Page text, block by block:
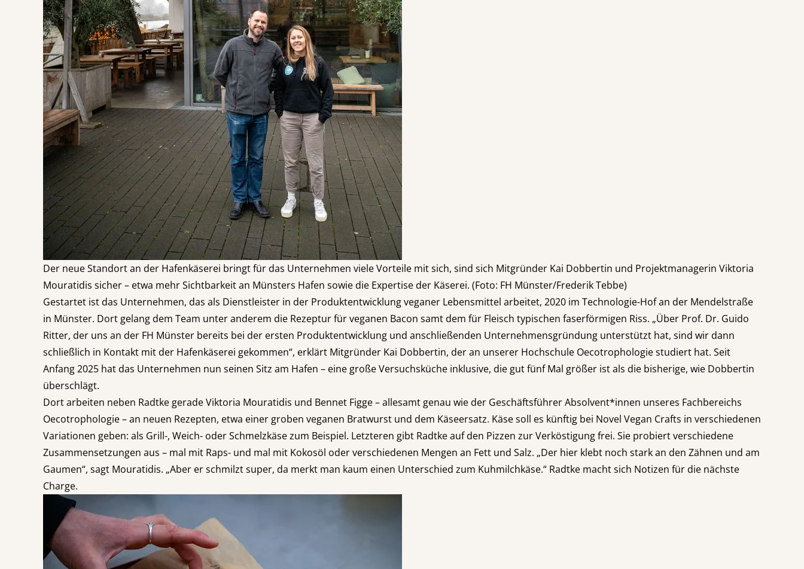
Der neue Standort an der Hafenkäserei bringt für das Unternehmen viele Vorteile mit sich, sind sich Mitgründer Kai Dobbertin und Projektmanagerin Viktoria
Mouratidis sicher – etwa mehr Sichtbarkeit an Münsters Hafen sowie die Expertise der Käserei. (Foto: FH Münster/Frederik Tebbe)
Gestartet ist das Unternehmen, das als Dienstleister in der Produktentwicklung veganer Lebensmittel arbeitet, 2020 im Technologie-Hof an der Mendelstraße
in Münster. Dort gelang dem Team unter anderem die Rezeptur für veganen Bacon samt dem für Fleisch typischen faserförmigen Riss. „Über Prof. Dr. Guido
Ritter, der uns an der FH Münster bereits bei der ersten Produktentwicklung und anschließenden Unternehmensgründung unterstützt hat, sind wir dann
schließlich in Kontakt mit der Hafenkäserei gekommen“, erklärt Mitgründer Kai Dobbertin, der an unserer Hochschule Oecotrophologie studiert hat. Seit
Anfang 2025 hat das Unternehmen nun seinen Sitz am Hafen – eine große Versuchsküche inklusive, die gut fünf Mal größer ist als die bisherige, wie Dobbertin
überschlägt.
Dort arbeiten neben Radtke gerade Viktoria Mouratidis und Bennet Figge – allesamt genau wie der Geschäftsführer Absolvent*innen unseres Fachbereichs
Oecotrophologie – an neuen Rezepten, etwa einer groben veganen Bratwurst und dem Käseersatz. Käse soll es künftig bei Novel Vegan Crafts in verschiedenen
Variationen geben: als Grill-, Weich- oder Schmelzkäse zum Beispiel. Letzteren gibt Radtke auf den Pizzen zur Verköstigung frei. Sie probiert verschiedene
Zusammensetzungen aus – mal mit Raps- und mal mit Kokosöl oder verschiedenen Mengen an Fett und Salz. „Der hier klebt noch stark an den Zähnen und am
Gaumen“, sagt Mouratidis. „Aber er schmilzt super, da merkt man kaum einen Unterschied zum Kuhmilchkäse.“ Radtke macht sich Notizen für die nächste
Charge.